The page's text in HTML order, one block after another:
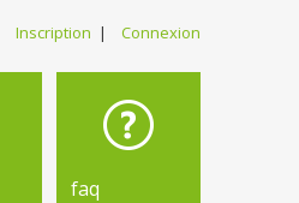
Inscription | Connexion
faq